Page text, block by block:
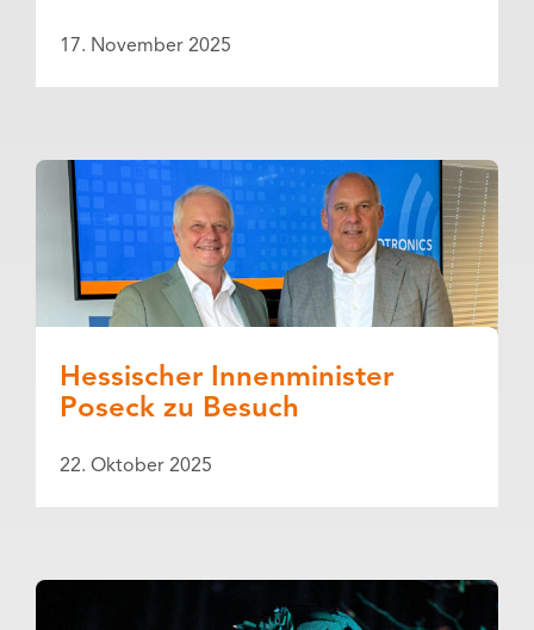
17. November 2025
Hessischer Innenminister
Poseck zu Besuch
22. Oktober 2025